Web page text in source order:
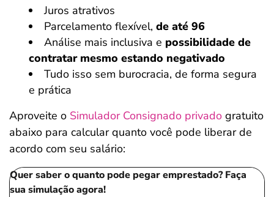
Juros atrativos
Parcelamento flexível, de até 96
Análise mais inclusiva e possibilidade de
contratar mesmo estando negativado
Tudo isso sem burocracia, de forma segura
e prática
Aproveite o Simulador Consignado privado gratuito
abaixo para calcular quanto você pode liberar de
acordo com seu salário:
Quer saber o quanto pode pegar emprestado? Faça
sua simulação agora!